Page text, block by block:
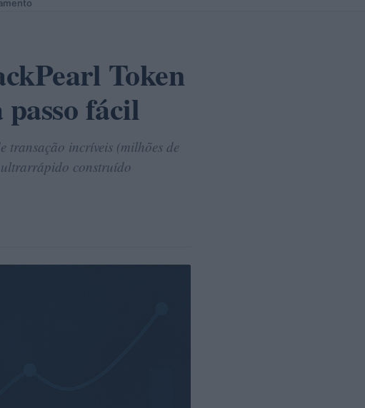
Token
fácil
transação incríveis (milhões de
ultrarrápido construído